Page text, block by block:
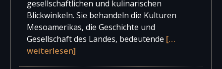
gesellschaftlichen und kulinarischen
Blickwinkeln. Sie behandeln die Kulturen
Mesoamerikas, die Geschichte und
Gesellschaft des Landes, bedeutende […
weiterlesen]